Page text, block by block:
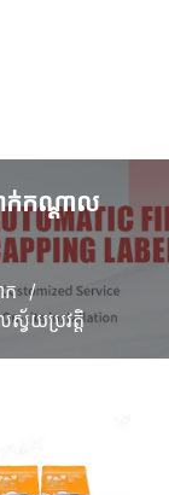
ក់កណ្តាល
ក
វ័យប្រវត្តិ